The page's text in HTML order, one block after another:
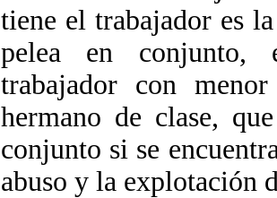
tiene el trabajador es
pelea en conjunto,
trabajador con
hermano de clase,
conjunto si se
abuso y la explotación